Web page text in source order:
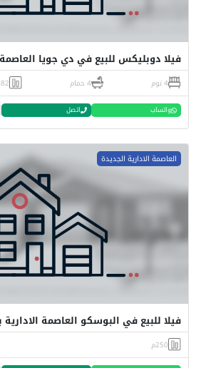
فيلا دوبليكس للبيع في دي جويا العاصمة
4 نوم 4 حمام
واتساب اتصل
العاصمة الادارية الجديدة
فيلا للبيع في البوسكو العاصمة
250م